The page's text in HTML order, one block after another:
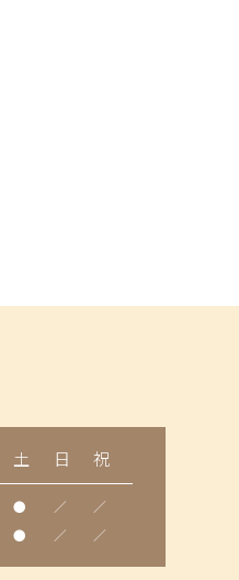
土 日
祝
● ／ ／
● ／ ／